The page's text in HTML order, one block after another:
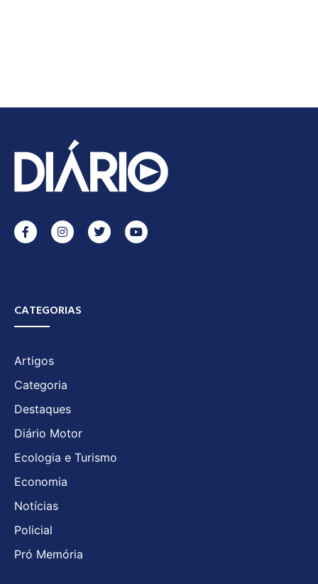
CATEGORIAS
Artigos
Categoria
Destaques
Diário Motor
Ecologia e Turismo
Economia
Notícias
Policial
Pró Memória